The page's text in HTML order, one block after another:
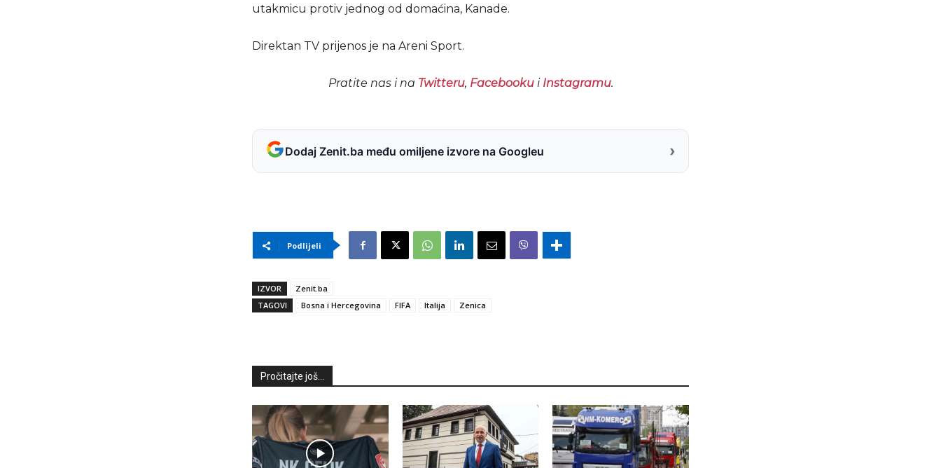
utakmicu protiv jednog od domaćina, Kanade.
Direktan TV prijenos je na Areni Sport.
Pratite nas i na Twitteru, Facebookui Instagramu.
Dodaj Zenit.ba među omiljene izvore na Googleu ›
Podlijeli
IZVOR
Zenit.ba
TAGOVI
Bosna i Hercegovina FIFA Italija Zenica
Pročitajte još...